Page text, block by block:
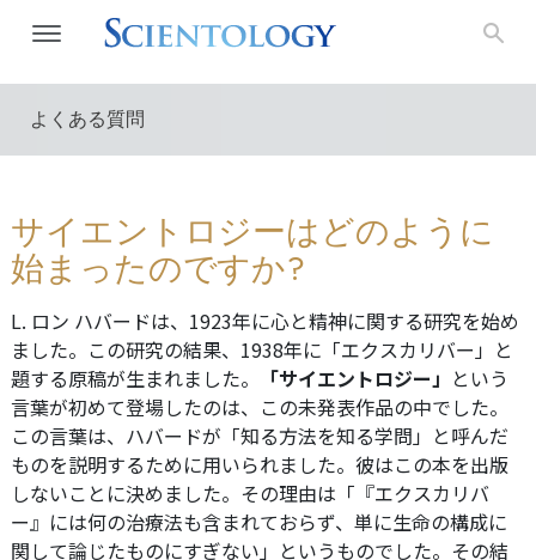
よくある質問
サイエントロジーはどのように
始まったのですか?
L. ロン ハバードは、1923年に心と精神に関する研究を始め
ました。この研究の結果、1938年に「エクスカリバー」と
題する原稿が生まれました。
「サイエントロジー」 という
言葉が初めて登場したのは、この未発表作品の中でした。
この言葉は、ハバードが「知る方法を知る学問」と呼んだ
ものを説明するために用いられました。彼はこの本を出版
しないことに決めました。その理由は「『エクスカリバ
ー』には何の治療法も含まれておらず、単に生命の構成に
関して論じたものにすぎない」というものでした。その結